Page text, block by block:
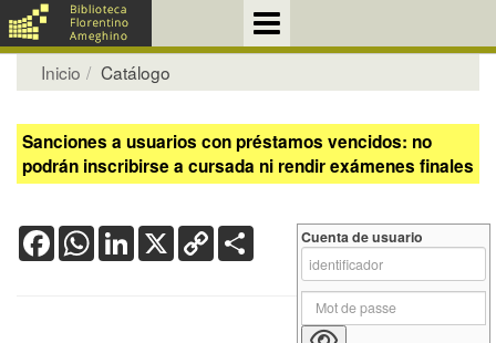
Inicio Catálogo
Sanciones a usuarios con préstamos vencidos: no
podrán inscribirse a cursada ni rendir exámenes finales
FacebookWhatsApp
LinkedIn
X Copy
Link
Cuenta de usuario